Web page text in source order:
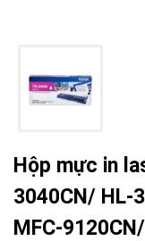
Hộp mực in
3040CN/ HL-
MFC-